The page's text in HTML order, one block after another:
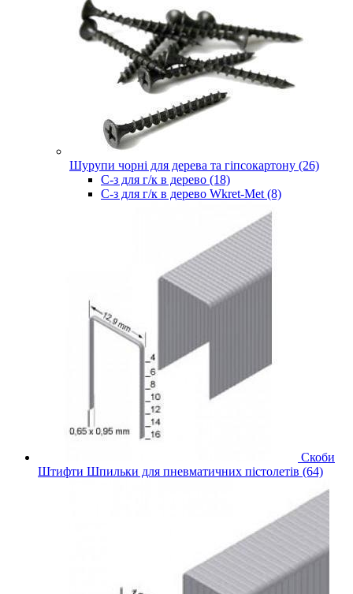
Шурупи чорні для дерева та гіпсокартону (26)
С-з для г/к в дерево (18)
С-з для г/к в дерево Wkret-Met (8)
Скоби
Штифти Шпильки для пневматичних пістолетів (64)